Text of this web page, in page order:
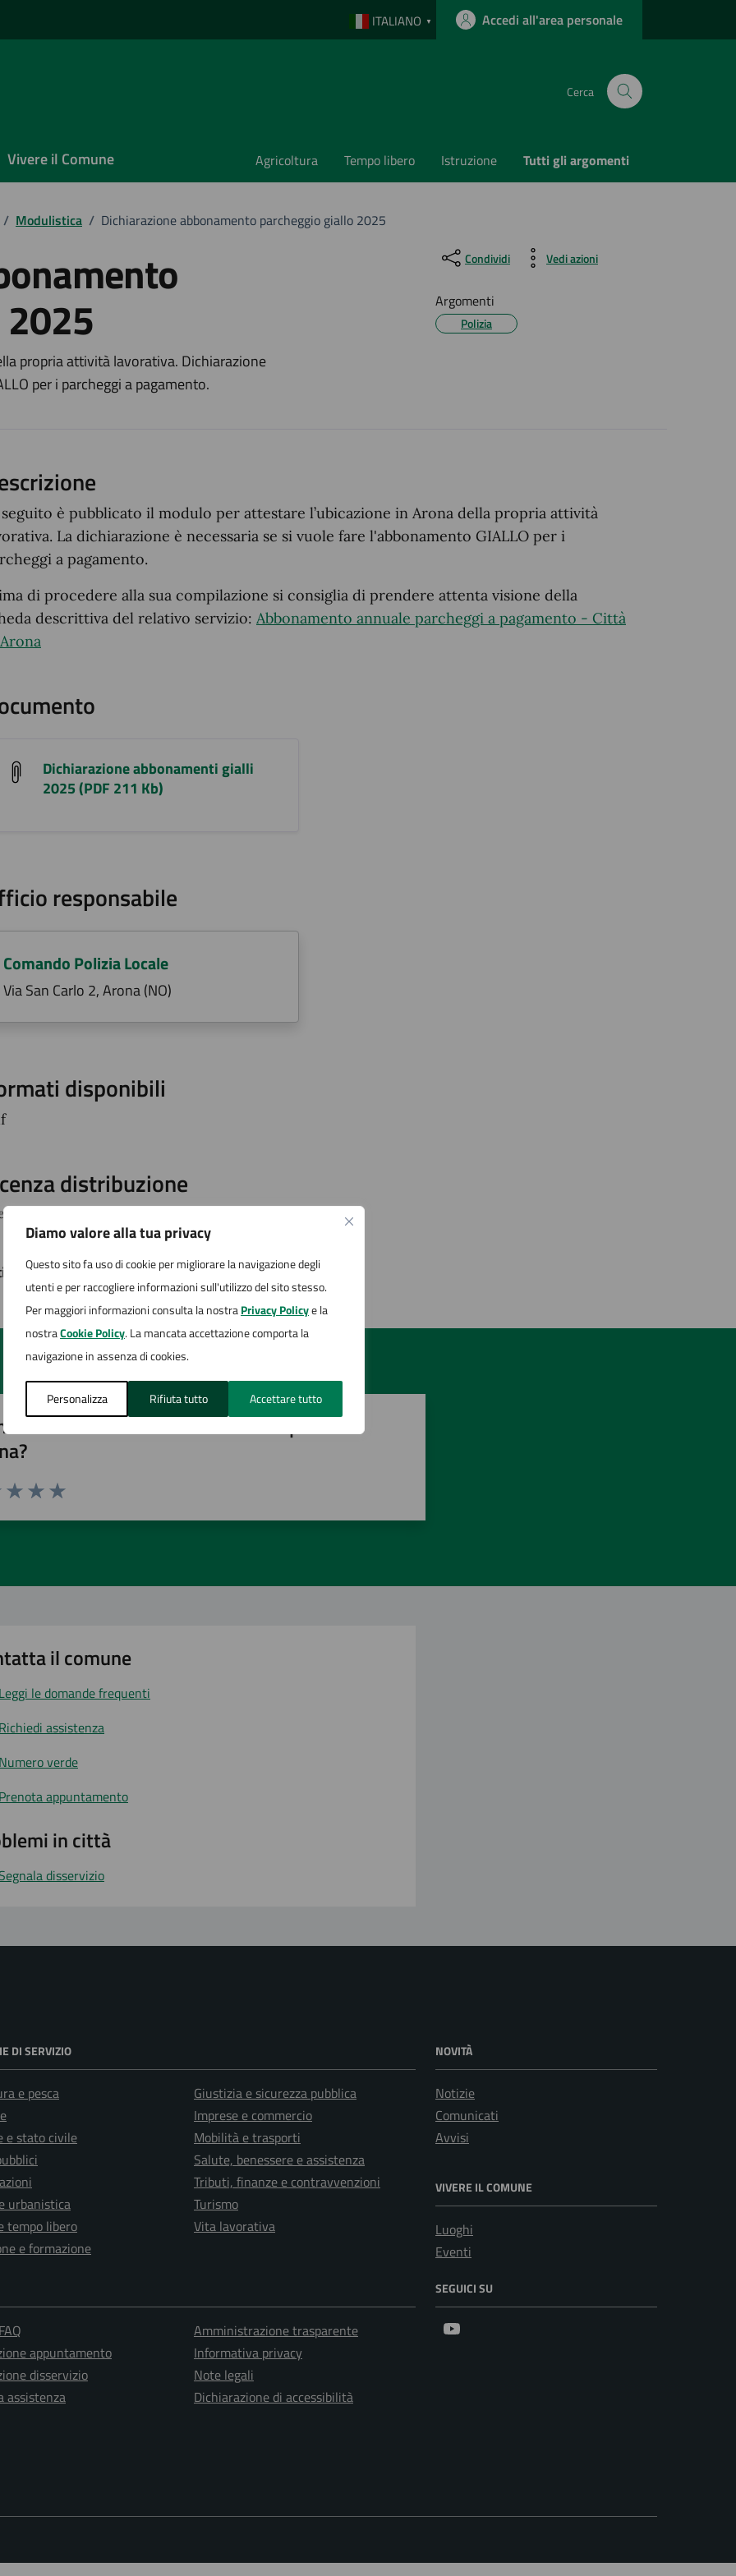
Diamo valore alla tua privacy
Questo sito fa uso di cookie per migliorare la navigazione degli
utenti e per raccogliere informazioni sull'utilizzo del sito stesso.
Per maggiori informazioni consulta la nostraPrivacy Policye la
nostraCookie Policy. La mancata accettazione comporta la
navigazione in assenza di cookies.
Personalizza Rifiuta tutto Accettare tutto
ITALIANO ▼ Accedi all'area personale
Cerca
Vivere il Comune Agricoltura Tempo libero Istruzione Tutti gli argomenti
/ Modulistica / Dichiarazione abbonamento parcheggio giallo 2025
propria attività lavorativa. Dichiarazione
per i parcheggi a pagamento.
Condividi Vedi azioni
Argomenti
Polizia
è pubblicato il modulo per attestare l’ubicazione in Arona della propria attività
La dichiarazione è necessaria se si vuole fare l'abbonamento GIALLO per i
a pagamento.
di procedere alla sua compilazione si consiglia di prendere attenta visione della
descrittiva del relativo servizio: Abbonamento annuale parcheggi a pagamento - Città
Dichiarazione abbonamenti gialli
2025 (PDF 211 Kb)
responsabile
Comando Polizia Locale
Via San Carlo 2, Arona (NO)
disponibili
distribuzione
aperta
aggiornamento:30/01/2025, 08:09
sono chiare le informazioni su questa
il comune
le domande frequenti
assistenza
verde
appuntamento
in città
disservizio
DI SERVIZIO
e pesca
e stato civile
urbanistica
tempo libero
e formazione
Giustizia e sicurezza pubblica
Imprese e commercio
Mobilità e trasporti
Salute, benessere e assistenza
Tributi, finanze e contravvenzioni
Turismo
Vita lavorativa
NOVITÀ
Notizie
Comunicati
Avvisi
VIVERE IL COMUNE
Luoghi
Eventi
appuntamento
disservizio
assistenza
Amministrazione trasparente
Informativa privacy
Note legali
Dichiarazione di accessibilità
SEGUICI SU